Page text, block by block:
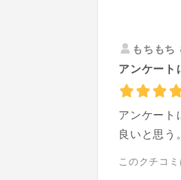
もちもち
アンケート
アンケート
良いと思う
このクチコ